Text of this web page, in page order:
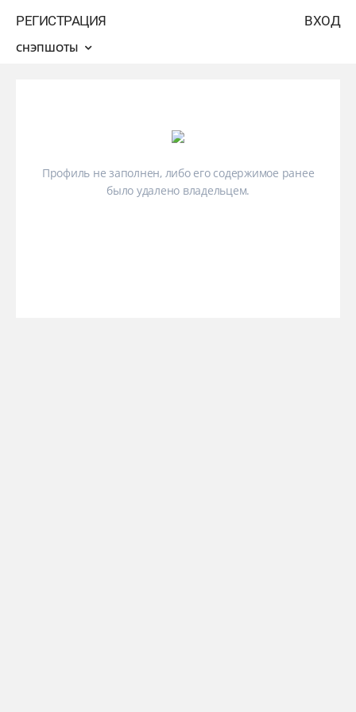
ВХОД
РЕГИСТРАЦИЯ
СНЭПШОТЫ
Профиль не заполнен, либо его содержимое ранее
было удалено владельцем.